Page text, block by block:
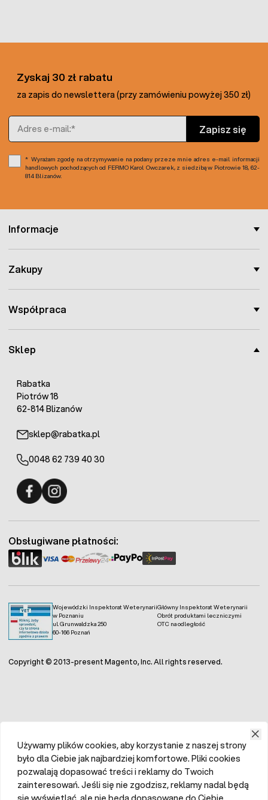
Sklep
Rabatka
Piotrów 18
62-814 Blizanów
sklep@rabatka.pl
0048 62 739 40 30
Informacje
Zakupy
Współpraca
Zyskaj 30 zł rabatu
za zapis do newslettera (przy zamówieniu powyżej 350 zł)
Adres e-mail
Zapisz się
Wyrażam zgodę na otrzymywanie na podany przeze mnie adres e-mail informacji
handlowych pochodzących od FERMO Karol Owczarek, z siedzibą w Piotrowie 18, 62-
814 Blizanów.
Wojewódzki Inspektorat Weterynarii
w Poznaniu
ul. Grunwaldzka 250
60-166 Poznań
Główny Inspektorat Weterynarii
Obrót produktami leczniczymi
OTC na odległość
Obsługiwane płatności:
Copyright © 2013-present Magento, Inc. All rights reserved.
Używamy plików cookies, aby korzystanie z naszej strony
było dla Ciebie jak najbardziej komfortowe. Pliki cookies
pozwalają dopasować treści i reklamy do Twoich
zainteresowań. Jeśli się nie zgodzisz, reklamy nadal będą